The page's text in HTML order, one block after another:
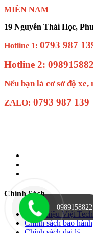
MIỀN NAM
19 Nguyễn Thái Học,
Hotline 1: 0793 987
Hotline 2:
Nếu bạn là cơ sở độ
ZALO: 0793 987 139
Chính Sách
Giới Thiệu Việt Tech
Chính sách bảo hành
0989158822